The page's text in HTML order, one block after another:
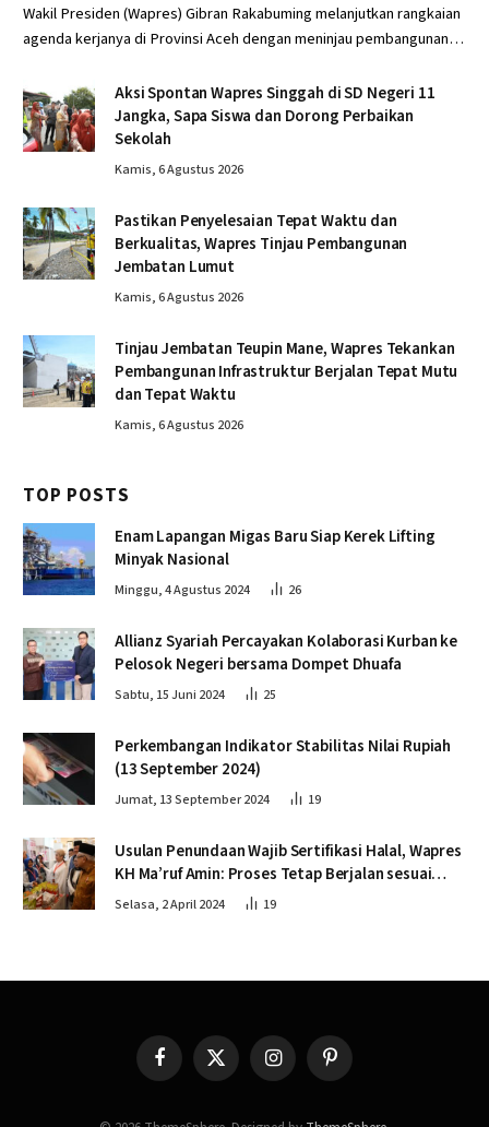
Wakil Presiden (Wapres) Gibran Rakabuming melanjutkan rangkaian
agenda kerjanya di Provinsi Aceh dengan meninjau pembangunan…
Aksi Spontan Wapres Singgah di SD Negeri 11
Jangka, Sapa Siswa dan Dorong Perbaikan
Sekolah
Kamis, 6 Agustus 2026
Pastikan Penyelesaian Tepat Waktu dan
Berkualitas, Wapres Tinjau Pembangunan
Jembatan Lumut
Kamis, 6 Agustus 2026
Tinjau Jembatan Teupin Mane, Wapres Tekankan
Pembangunan Infrastruktur Berjalan Tepat Mutu
dan Tepat Waktu
Kamis, 6 Agustus 2026
TOP POSTS
Enam Lapangan Migas Baru Siap Kerek Lifting
Minyak Nasional
Minggu, 4 Agustus 2024 26
Allianz Syariah Percayakan Kolaborasi Kurban ke
Pelosok Negeri bersama Dompet Dhuafa
Sabtu, 15 Juni 2024 25
Perkembangan Indikator Stabilitas Nilai Rupiah
(13 September 2024)
Jumat, 13 September 2024 19
Usulan Penundaan Wajib Sertifikasi Halal, Wapres
KH Ma’ruf Amin: Proses Tetap Berjalan sesuai
Penahapan
Selasa, 2 April 2024 19
FacebookX
(Twitter)
InstagramPinterest